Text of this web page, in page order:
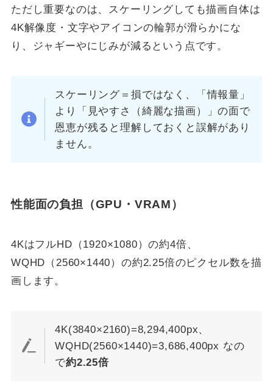
ただし重要なのは、スケーリングしても描画自体は
4K解像度・文字やアイコンの輪郭が滑らかにな
り、ジャギーやにじみが減るという点です。
スケーリング＝損ではなく、「情報量」
より「見やすさ（綺麗な描画）」の面で
恩恵が残ると理解しておくと誤解があり
ません。
性能面の負担 （GPU・VRAM）
4KはフルHD（1920×1080）の約4倍、
WQHD（2560×1440）の約2.25倍のピクセル数を描
画します。
4K(3840×2160)=8,294,400px、
WQHD(2560×1440)=3,686,400px なの
で約2.25倍